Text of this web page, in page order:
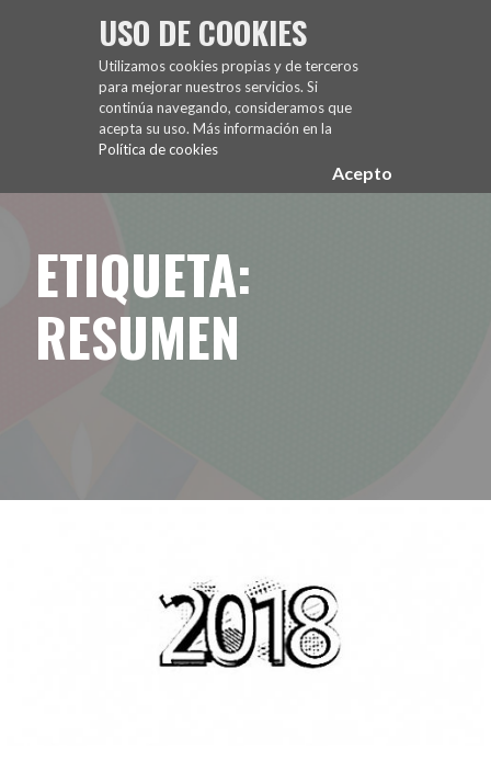
USO DE COOKIES
Utilizamos cookies propias y de terceros
para mejorar nuestros servicios. Si
continúa navegando, consideramos que
acepta su uso. Más información en la
Política de cookies
Acepto
FUENCARRAL EL PARDO TENIS DE MESA
ETIQUETA:
RESUMEN